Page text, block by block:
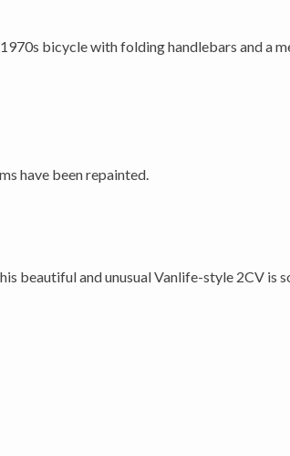
bicycle with folding handlebars and a
have been repainted.
beautiful and unusual Vanlife-style 2CV is